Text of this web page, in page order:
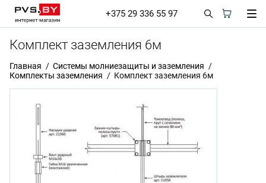
+375 29 336 55 97
Комплект заземления 6м
Главная
Системы молниезащиты и заземления
Комплекты заземления
Комплект заземления 6м